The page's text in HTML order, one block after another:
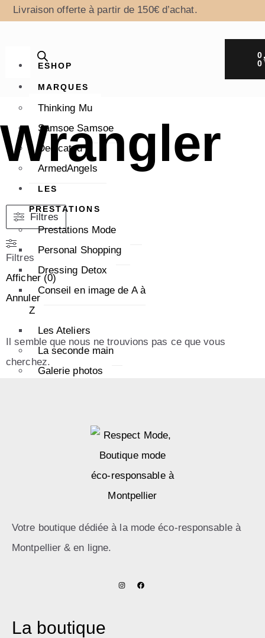
Livraison offerte à partir de 150€ d’achat.
ESHOP
MARQUES
Thinking Mu
Samsoe Samsoe
Dedicated
ArmedAngels
LES
PRESTATIONS
Prestations Mode
Personal Shopping
Dressing Detox
Conseil en image de A à
Z
Les Ateliers
La seconde main
Galerie photos
Qui sommes-nous ?
Ecoresponsable
X
0
Wrangler
Filtres
Filtres
Afficher (0)
Annuler
Il semble que nous ne trouvions pas ce que vous
cherchez.
Votre boutique dédiée à la mode éco-responsable à
Montpellier & en ligne.
La boutique